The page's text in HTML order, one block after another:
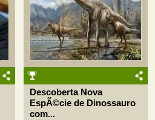
Descoberta Nova
EspÃ©cie de Dinossauro
com...